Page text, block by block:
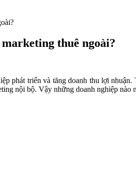
thuê ngoài?
phát triển và tăng doanh thu lợi
nội bộ. Vậy những doanh nghiệp